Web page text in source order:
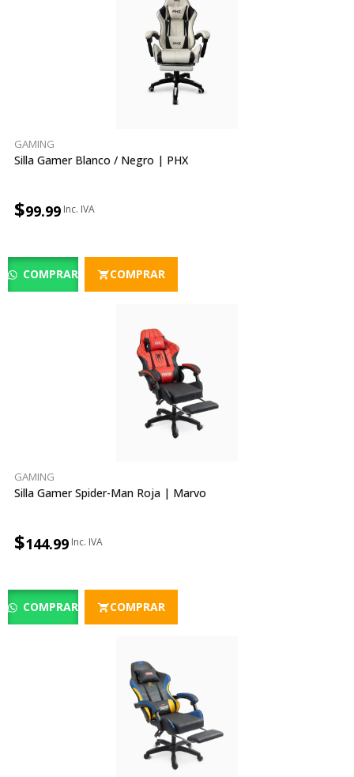
GAMING
Silla Gamer Blanco / Negro | PHX
$99.99
COMPRAR COMPRAR
GAMING
Silla Gamer Spider-Man Roja | Marvo
$144.99
COMPRAR COMPRAR